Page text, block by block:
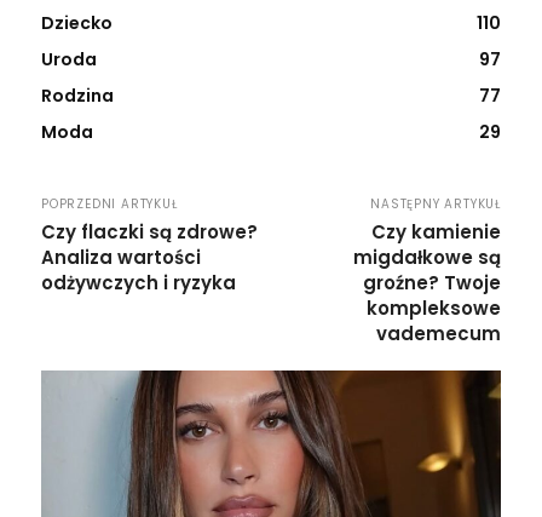
Dziecko
110
Uroda
97
Rodzina
77
Moda
29
POPRZEDNI ARTYKUŁ
Czy flaczki są zdrowe?
Analiza wartości
odżywczych i ryzyka
NASTĘPNY ARTYKUŁ
Czy kamienie
migdałkowe są
groźne? Twoje
kompleksowe
vademecum